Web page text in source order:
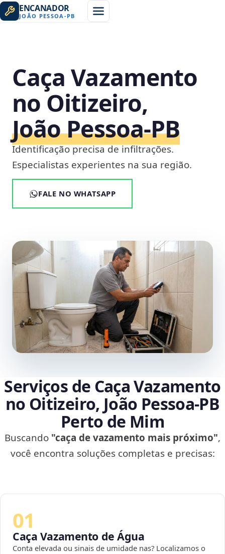
ENCANADOR
JOÃO PESSOA -PB
Caça Vazamento
no Oitizeiro,
João Pessoa‑PB
Identificação precisa de infiltrações.
Especialistas experientes na sua região.
FALE NO WHATSAPP
Serviços de Caça Vazamento
no Oitizeiro, João Pessoa‑PB
Perto de Mim
Buscando "caça de vazamento mais próximo",
você encontra soluções completas e precisas:
01
Caça Vazamento de Água
Conta elevada ou sinais de umidade nas? Localizamos o